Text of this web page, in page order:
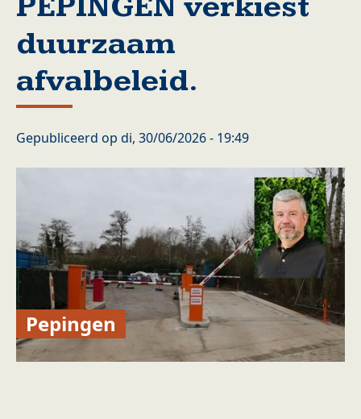
duurzaam
afvalbeleid.
Gepubliceerd op di, 30/06/2026 - 19:49
Pepingen